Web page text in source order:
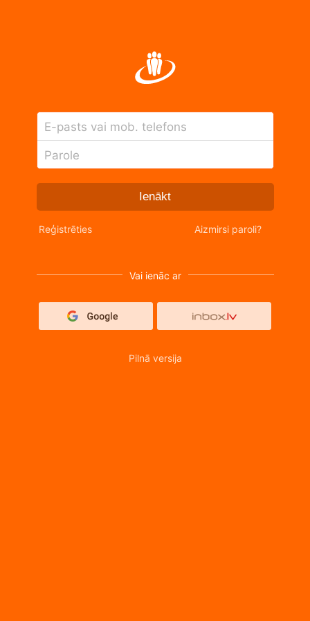
E-pasts vai mob. telefons
Parole
Ienākt
Reģistrēties Aizmirsi paroli?
Vai ienāc ar
Pilnā versija